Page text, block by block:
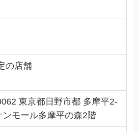
の店舗
東京都日野市都 多摩平2-
ンモール多摩平の森2階